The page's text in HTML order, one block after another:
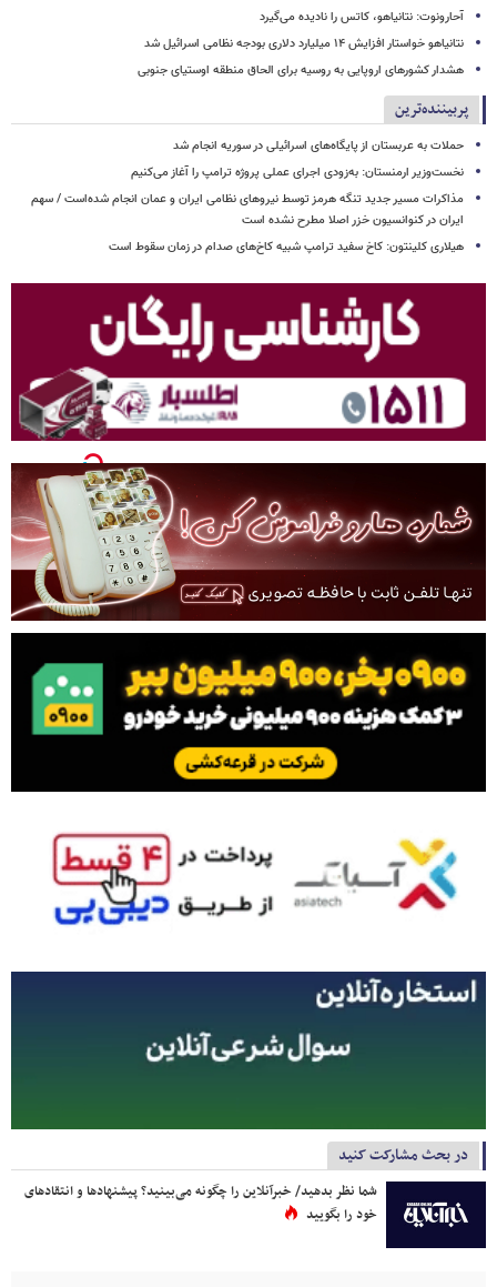
آحارونوت: نتانیاهو، کاتس را نادیده می‌گیرد
نتانیاهو خواستار افزایش ۱۴ میلیارد دلاری بودجه نظامی اسرائیل شد
هشدار کشورهای اروپایی به روسیه برای الحاق منطقه اوستیای جنوبی
پربیننده‌ترین
حملات به عربستان از پایگاه‌های اسرائیلی در سوریه انجام شد
نخست‌وزیر ارمنستان: به‌زودی اجرای عملی پروژه ترامپ را آغاز می‌کنیم
مذاکرات مسیر جدید تنگه هرمز توسط نیروهای نظامی ایران و عمان انجام شده‌است / سهم
ایران در کنوانسیون خزر اصلا مطرح نشده است
هیلاری کلینتون: کاخ سفید ترامپ شبیه کاخ‌های صدام در زمان سقوط است
در بحث مشارکت کنید
شما نظر بدهید/ خبرآنلاین را چگونه می‌بینید؟ پیشنهادها و انتقادهای
خود را بگویید